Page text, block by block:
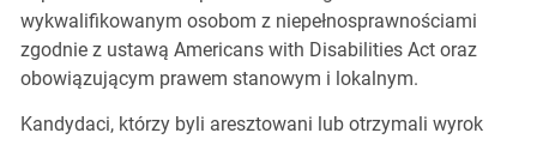
wykwalifikowanym osobom z niepełnosprawnościami
zgodnie z ustawą Americans with Disabilities Act oraz
obowiązującym prawem stanowym i lokalnym.
Kandydaci, którzy byli aresztowani lub otrzymali wyrok